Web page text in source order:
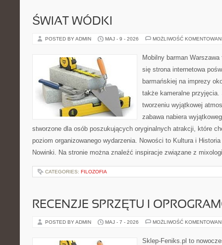
ŚWIAT WÓDKI
POSTED BY ADMIN MAJ - 9 - 2026 MOŻLIWOŚĆ
Mobilny barman
się strona internetowa
barmańskiej na imprezy
także kameralne
tworzeniu wyjątkowej
zabawa nabiera
stworzone dla osób poszukujących oryginalnych atrakcji, które
poziom organizowanego wydarzenia. Nowości to Kultura i
Nowinki. Na stronie można znaleźć inspiracje związane z
CATEGORIES: FILOZOFIA
RECENZJE SPRZĘTU I
POSTED BY ADMIN MAJ - 7 - 2026 MOŻLIWOŚĆ
Sklep-Feniks.pl to